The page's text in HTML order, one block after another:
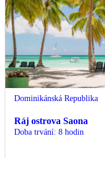
Dominikánská Republika
Ráj ostrova Saona
Doba trvání: 8 hodin